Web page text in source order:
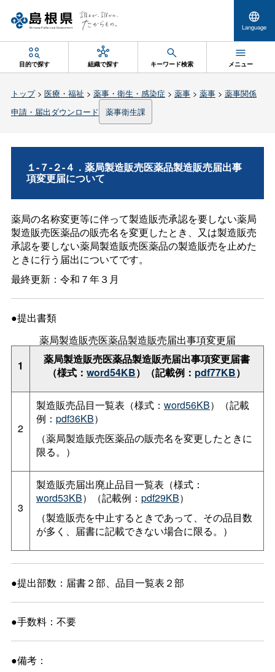
Language
目的で探す 組織で探す キーワード検索 メニュー
トップ> 医療・福祉 > 薬事・衛生・感染症 > 薬事> 薬事> 薬事関係
申請・届出ダウンロード
薬事衛生課
１-７-２-４．薬局製造販売医薬品製造販売届出事
項変更届について
薬局の名称変更等に伴って製造販売承認を要しない薬局
製造販売医薬品の販売名を変更したとき、又は製造販売
承認を要しない薬局製造販売医薬品の製造販売を止めた
ときに行う届出についてです。
最終更新：令和７年３月
●提出書類
薬局製造販売医薬品製造販売届出事項変更届
1
薬局製造販売医薬品製造販売届出事項変更届書
（様式：word54KB）（記載例： pdf77KB）
2
製造販売品目一覧表（様式： word56KB）（記載
例： pdf36KB）
（薬局製造販売医薬品の販売名を変更したときに
限る。）
3
製造販売届出廃止品目一覧表（様式：
word53KB）（記載例： pdf29KB）
（製造販売を中止するときであって、その品目数
が多く、届書に記載できない場合に限る。）
●提出部数：届書２部、品目一覧表２部
●手数料：不要
●備考：